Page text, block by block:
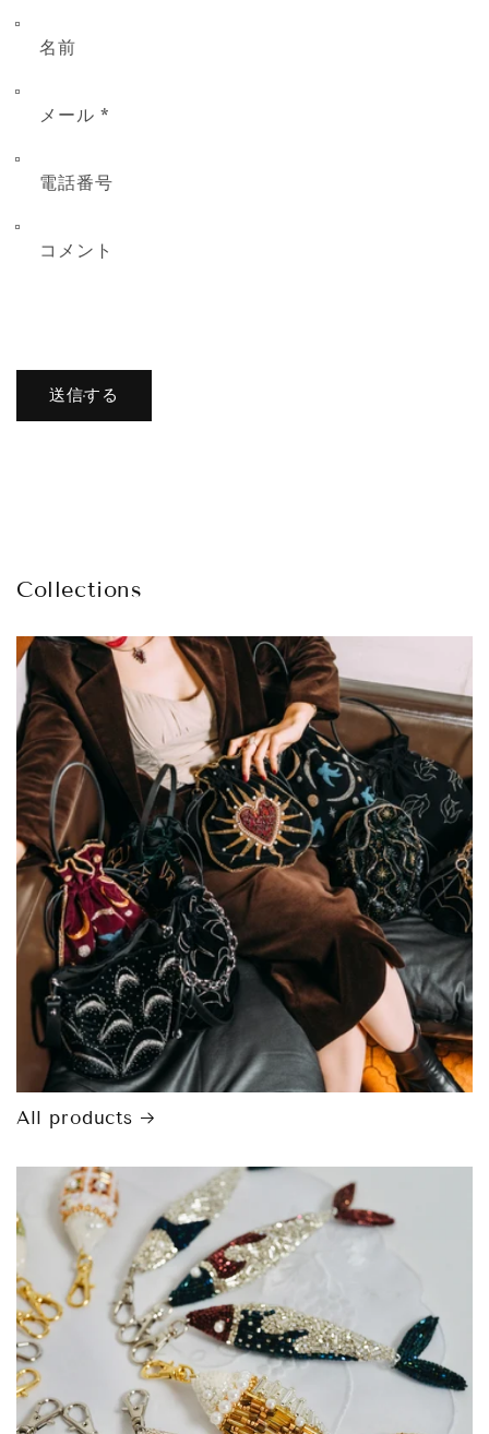
名前
メール *
電話番号
コメント
送信する
Collections
All products